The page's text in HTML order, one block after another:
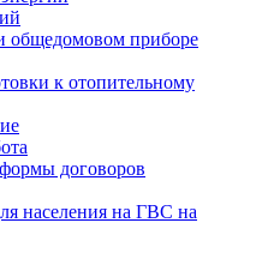
общедомовом приборе
к отопительному
договоров
населения на ГВС на